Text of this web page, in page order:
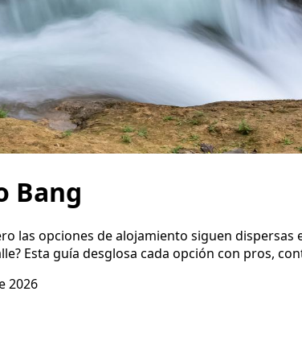
Bang
las opciones de alojamiento siguen
Esta guía desglosa cada opción con pros,
2026